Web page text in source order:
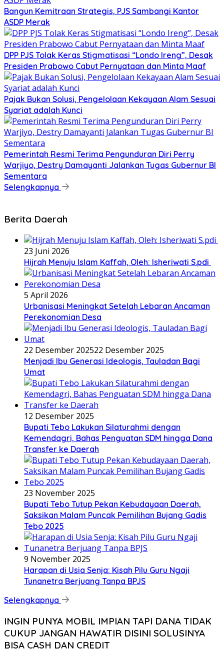
Bangun Kemitraan Strategis, PJS Sambangi Kantor
ASDP Merak
DPP PJS Tolak Keras Stigmatisasi “Londo Ireng”, Desak
Presiden Prabowo Cabut Pernyataan dan Minta Maaf
Pajak Bukan Solusi, Pengelolaan Kekayaan Alam Sesuai
Syariat adalah Kunci
Pemerintah Resmi Terima Pengunduran Diri Perry
Warjiyo, Destry Damayanti Jalankan Tugas Gubernur BI
Sementara
Selengkapnya
Berita Daerah
23 Juni 2026
Hijrah Menuju Islam Kaffah, Oleh: Isheriwati S.pdi
5 April 2026
Urbanisasi Meningkat Setelah Lebaran Ancaman
Perekonomian Desa
22 Desember 202522 Desember 2025
Menjadi Ibu Generasi Ideologis, Tauladan Bagi
Umat
12 Desember 2025
Bupati Tebo Lakukan Silaturahmi dengan
Kemendagri, Bahas Penguatan SDM hingga Dana
Transfer ke Daerah
23 November 2025
Bupati Tebo Tutup Pekan Kebudayaan Daerah,
Saksikan Malam Puncak Pemilihan Bujang Gadis
Tebo 2025
9 November 2025
Harapan di Usia Senja: Kisah Pilu Guru Ngaji
Tunanetra Berjuang Tanpa BPJS
Selengkapnya
INGIN PUNYA MOBIL IMPIAN TAPI DANA TIDAK
CUKUP JANGAN HAWATIR DISINI SOLUSINYA
BISA CASH DAN CREDIT